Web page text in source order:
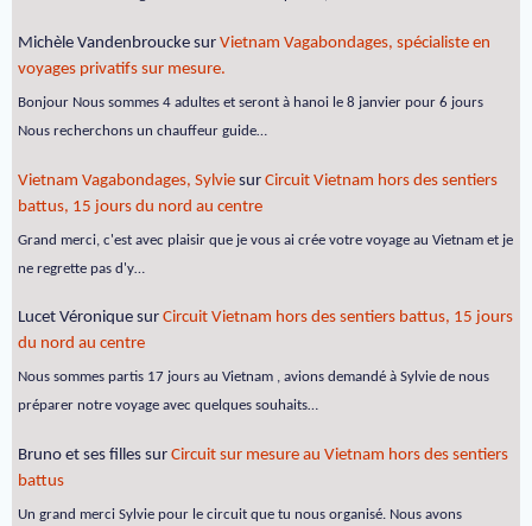
Michèle Vandenbroucke sur Vietnam Vagabondages, spécialiste en
voyages privatifs sur mesure.
Bonjour Nous sommes 4 adultes et seront à hanoi le 8 janvier pour 6 jours
Nous recherchons un chauffeur guide…
Vietnam Vagabondages, Sylvie sur Circuit Vietnam hors des sentiers
battus, 15 jours du nord au centre
Grand merci, c'est avec plaisir que je vous ai crée votre voyage au Vietnam et je
ne regrette pas d'y…
Lucet Véronique sur Circuit Vietnam hors des sentiers battus, 15 jours
du nord au centre
Nous sommes partis 17 jours au Vietnam , avions demandé à Sylvie de nous
préparer notre voyage avec quelques souhaits…
Bruno et ses filles sur Circuit sur mesure au Vietnam hors des sentiers
battus
Un grand merci Sylvie pour le circuit que tu nous organisé. Nous avons